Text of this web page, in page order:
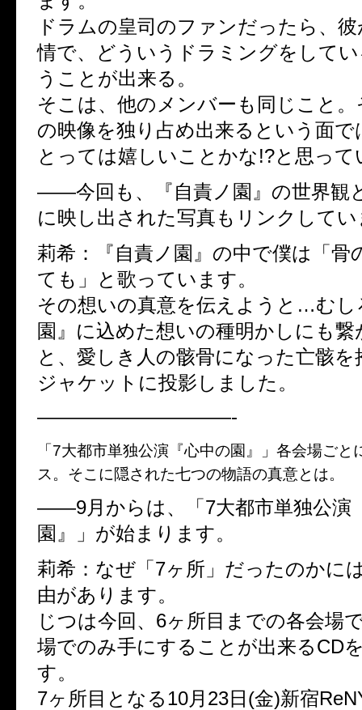
ドラムの皇司のファンだったら、
情で、どういうドラミングをして
うことが出来る。
そこは、他のメンバーも同じこと
の映像を独り占め出来るという面
とっては嬉しいことかな!?と思って
――今回も、『自責ノ園』の世界観
に映し出された写真もリンクして
莉希：『自責ノ園』の中で僕は「骨
ても」と歌っています。
その想いの真意を伝えようと…むし
園』に込めた想いの種明かしにも
と、愛しき人の骸骨になった亡骸を
ジャケットに投影しました。
——————————-
「7大都市単独公演『心中の園』」各会場ごと
ス。そこに隠された七つの物語の真意とは。
――9月からは、「7大都市単独公演
園』」が始まります。
莉希：なぜ「7ヶ所」だったのかに
由があります。
じつは今回、6ヶ所目までの各会場
場でのみ手にすることが出来るCD
す。
7ヶ所目となる10月23日(金)新宿